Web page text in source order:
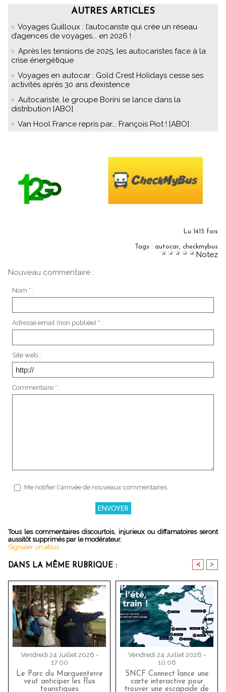
AUTRES ARTICLES
Voyages Guilloux : l’autocariste qui crée un réseau
d’agences de voyages... en 2026 !
Après les tensions de 2025, les autocaristes face à la
crise énergétique
Voyages en autocar : Gold Crest Holidays cesse ses
activités après 30 ans d’existence
Autocariste, le groupe Borini se lance dans la
distribution [ABO]
Van Hool France repris par... François Piot ! [ABO]
Lu 1415 fois
Tags : autocar, checkmybus
Notez
Nouveau commentaire :
Nom * :
Adresse email (non publiée) * :
Site web :
Commentaire * :
Me notifier l'arrivée de nouveaux commentaires
Tous les commentaires discourtois, injurieux ou diffamatoires seront
aussitôt supprimés par le modérateur.
Signaler un abus
DANS LA MÊME RUBRIQUE : < >
Vendredi 24 Juillet 2026 -
17:00
Le Parc du Marquenterre
veut anticiper les flux
touristiques
Vendredi 24 Juillet 2026 -
10:06
SNCF Connect lance une
carte interactive pour
trouver une escapade de